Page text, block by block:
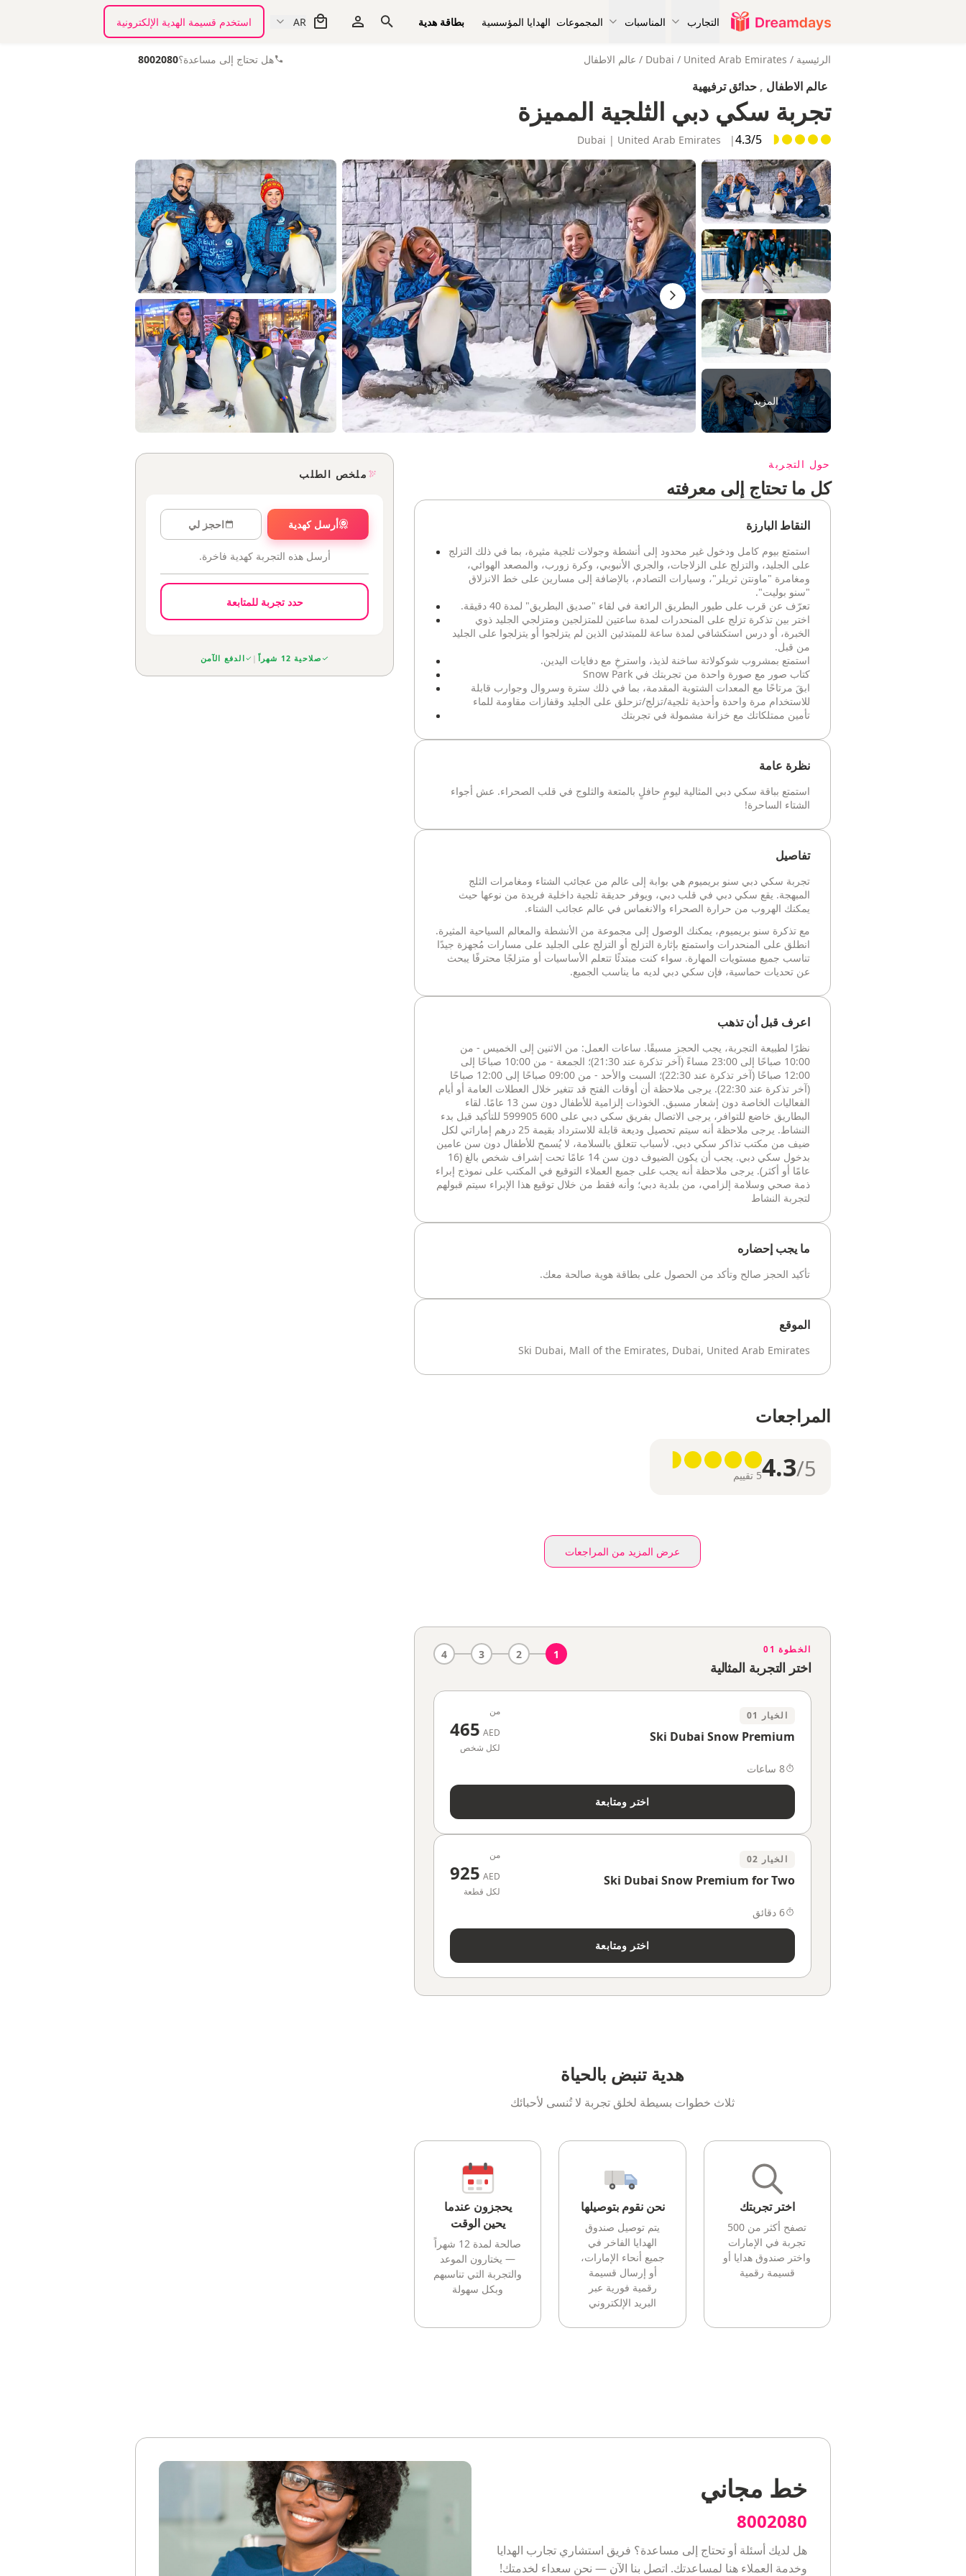
التجارب المناسبات المجموعات الهدايا المؤسسية بطاقة هدية AR استخدم قسيمة الهدية الإلكترونية
الرئيسية /
United Arab Emirates
/
Dubai
/ عالم الاطفال هل تحتاج إلى مساعدة؟8002080
عالم الاطفال , حدائق ترفيهية
تجربة سكي دبي الثلجية المميزة
4.3/5
|
المزيد
حول التجربة
كل ما تحتاج إلى معرفته
النقاط البارزة
استمتع بيوم كامل ودخول غير محدود إلى أنشطة وجولات ثلجية مثيرة، بما في ذلك التزلج
على الجليد، والتزلج على الزلاجات، والجري الأنبوبي، وكرة زورب، والمصعد الهوائي،
ومغامرة "ماونتن ثريلر"، وسيارات التصادم، بالإضافة إلى مسارين على خط الانزلاق
"سنو بوليت".
تعرّف عن قرب على طيور البطريق الرائعة في لقاء "صديق البطريق" لمدة 40 دقيقة.
اختر بين تذكرة تزلج على المنحدرات لمدة ساعتين للمتزلجين ومتزلجي الجليد ذوي
الخبرة، أو درس استكشافي لمدة ساعة للمبتدئين الذين لم يتزلجوا أو يتزلجوا على الجليد
من قبل.
استمتع بمشروب شوكولاتة ساخنة لذيذ، واسترخِ مع دفايات اليدين.
كتاب صور مع صورة واحدة من تجربتك في Snow Park
ابقَ مرتاحًا مع المعدات الشتوية المقدمة، بما في ذلك سترة وسروال وجوارب قابلة
للاستخدام مرة واحدة وأحذية ثلجية/تزلج/تزحلق على الجليد وقفازات مقاومة للماء
تأمين ممتلكاتك مع خزانة مشمولة في تجربتك
نظرة عامة
استمتع بباقة سكي دبي المثالية ليومٍ حافلٍ بالمتعة والثلوج في قلب الصحراء. عش أجواء
الشتاء الساحرة!
تفاصيل
تجربة سكي دبي سنو بريميوم هي بوابة إلى عالم من عجائب الشتاء ومغامرات الثلج
المبهجة. يقع سكي دبي في قلب دبي، ويوفر حديقة ثلجية داخلية فريدة من نوعها حيث
يمكنك الهروب من حرارة الصحراء والانغماس في عالم عجائب الشتاء.
مع تذكرة سنو بريميوم، يمكنك الوصول إلى مجموعة من الأنشطة والمعالم السياحية المثيرة.
انطلق على المنحدرات واستمتع بإثارة التزلج أو التزلج على الجليد على مسارات مُجهزة جيدًا
تناسب جميع مستويات المهارة. سواء كنت مبتدئًا تتعلم الأساسيات أو متزلجًا محترفًا يبحث
عن تحديات حماسية، فإن سكي دبي لديه ما يناسب الجميع.
اعرف قبل أن تذهب
نظرًا لطبيعة التجربة، يجب الحجز مسبقًا. ساعات العمل: من الاثنين إلى الخميس - من
10:00 صباحًا إلى 23:00 مساءً (آخر تذكرة عند 21:30)؛ الجمعة - من 10:00 صباحًا إلى
12:00 صباحًا (آخر تذكرة عند 22:30)؛ السبت والأحد - من 09:00 صباحًا إلى 12:00 صباحًا
(آخر تذكرة عند 22:30). يرجى ملاحظة أن أوقات الفتح قد تتغير خلال العطلات العامة أو أيام
الفعاليات الخاصة دون إشعار مسبق. الخوذات إلزامية للأطفال دون سن 13 عامًا. لقاء
البطاريق خاضع للتوافر، يرجى الاتصال بفريق سكي دبي على 600 599905 للتأكيد قبل بدء
النشاط. يرجى ملاحظة أنه سيتم تحصيل وديعة قابلة للاسترداد بقيمة 25 درهم إماراتي لكل
ضيف من مكتب تذاكر سكي دبي. لأسباب تتعلق بالسلامة، لا يُسمح للأطفال دون سن عامين
بدخول سكي دبي. يجب أن يكون الضيوف دون سن 14 عامًا تحت إشراف شخص بالغ (16
عامًا أو أكثر). يرجى ملاحظة أنه يجب على جميع العملاء التوقيع في المكتب على نموذج إبراء
ذمة صحي وسلامة إلزامي، من بلدية دبي؛ وأنه فقط من خلال توقيع هذا الإبراء سيتم قبولهم
لتجربة النشاط
ما يجب إحضاره
تأكيد الحجز صالح وتأكد من الحصول على بطاقة هوية صالحة معك.
الموقع
Ski Dubai, Mall of the Emirates, Dubai, United Arab Emirates
المراجعات
4.3/5 5 تقييم
عرض المزيد من المراجعات
هدية تنبض بالحياة
ثلاث خطوات بسيطة لخلق تجربة لا تُنسى لأحبائك
اختر تجربتك
تصفح أكثر من 500
تجربة في الإمارات
واختر صندوق هدايا أو
قسيمة رقمية
نحن نقوم بتوصيلها
يتم توصيل صندوق
الهدايا الفاخر في
جميع أنحاء الإمارات،
أو إرسال قسيمة
رقمية فورية عبر
البريد الإلكتروني
يحجزون عندما
يحين الوقت
صالحة لمدة 12 شهراً
— يختارون الموعد
والتجربة التي تناسبهم
وبكل سهولة
ملخص الطلب
أرسل كهدية احجز لي
أرسل هذه التجربة كهدية فاخرة.
حدد تجربة للمتابعة
صلاحية 12 شهراً | الدفع الآمن
الخطوة 01
اختر التجربة المثالية
1
2
3
4
الخيار 01
Ski Dubai Snow Premium
من
465 AED
لكل شخص
8 ساعات
اختر ومتابعة
الخيار 02
Ski Dubai Snow Premium for Two
من
925 AED
لكل قطعة
6 دقائق
اختر ومتابعة
خط مجاني
8002080
هل لديك أسئلة أو تحتاج إلى مساعدة؟ فريق استشاري تجارب الهدايا
وخدمة العملاء هنا لمساعدتك. اتصل بنا الآن — نحن سعداء لخدمتك!